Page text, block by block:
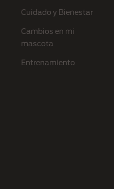
Cuidado y Bienestar
Cambios en mi
mascota
Entrenamiento